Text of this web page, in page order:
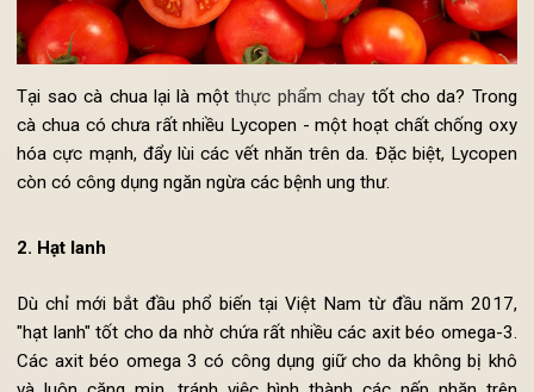
Tại sao cà chua lại là một thực phẩm chaytốt cho da?
hóa cực mạnh, đẩy lùi các vết nhăn trên da. Đặc biệt,
2. Hạt lanh